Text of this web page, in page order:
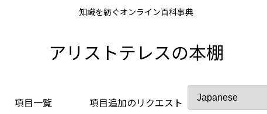
知識を紡ぐオンライン百科事典
アリストテレスの本棚
項目一覧 項目追加のリクエスト